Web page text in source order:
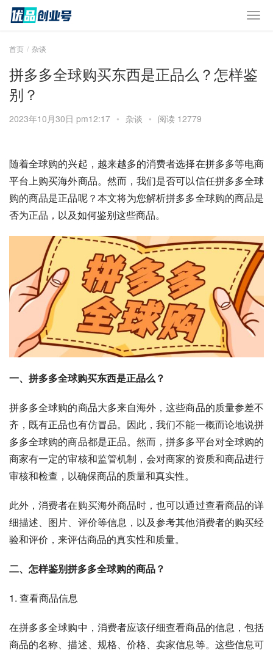
首页 杂谈
拼多多全球购买东西是正品么？怎样鉴
别？
2023年10月30日 pm12:17 • 杂谈 • 阅读 12779
随着全球购的兴起，越来越多的消费者选择在拼多多等电商
平台上购买海外商品。然而，我们是否可以信任拼多多全球
购的商品是正品呢？本文将为您解析拼多多全球购的商品是
否为正品，以及如何鉴别这些商品。
一、拼多多全球购买东西是正品么？
拼多多全球购的商品大多来自海外，这些商品的质量参差不
齐，既有正品也有仿冒品。因此，我们不能一概而论地说拼
多多全球购的商品都是正品。然而，拼多多平台对全球购的
商家有一定的审核和监管机制，会对商家的资质和商品进行
审核和检查，以确保商品的质量和真实性。
此外，消费者在购买海外商品时，也可以通过查看商品的详
细描述、图片、评价等信息，以及参考其他消费者的购买经
验和评价，来评估商品的真实性和质量。
二、怎样鉴别拼多多全球购的商品？
1. 查看商品信息
在拼多多全球购中，消费者应该仔细查看商品的信息，包括
商品的名称、描述、规格、价格、卖家信息等。这些信息可